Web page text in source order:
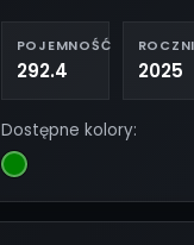
POJEMNOŚĆ
292.4 2025
Dostępne kolory: